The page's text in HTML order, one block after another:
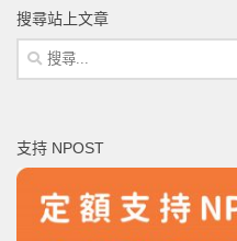
搜尋站上文章
搜
尋
字:
支持 NPOST